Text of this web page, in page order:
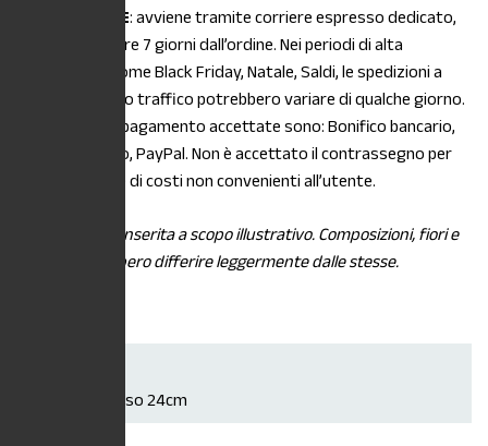
SPEDIZIONE: avviene tramite corriere espresso dedicato,
entro e non oltre 7 giorni dall’ordine. Nei periodi di alta
stagionalità, come Black Friday, Natale, Saldi, le spedizioni a
causa di intenso traffico potrebbero variare di qualche giorno.
Le modalità di pagamento accettate sono: Bonifico bancario,
Carta di credito, PayPal. Non è accettato il contrassegno per
maggiorazione di costi non convenienti all’utente.
*L’immagine è inserita a scopo illustrativo. Composizioni, fiori e
piante potrebbero differire leggermente dalle stesse.
Vaso 18cm, Vaso 24cm